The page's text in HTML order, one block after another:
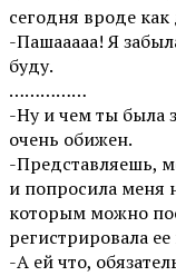
сегодня вроде
-Пашааааа! Я
буду.
……………
-Ну и чем ты была
очень обижен.
-Представляешь,
и попросила меня
которым можно
регистрировала
-А ей что,